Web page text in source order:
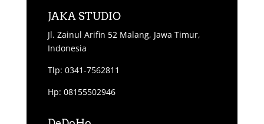
JAKA STUDIO
Jl. Zainul Arifin 52 Malang, Jawa Timur,
Indonesia
Tlp: 0341-7562811
Hp: 08155502946